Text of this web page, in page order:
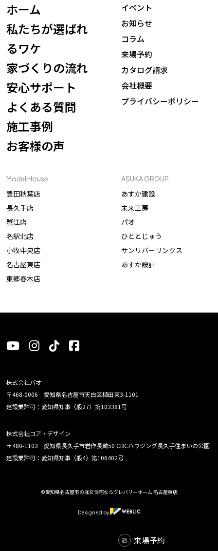
ホーム
私たちが選ばれ
るワケ
家づくりの流れ
安心サポート
よくある質問
施工事例
お客様の声
イベント
お知らせ
コラム
来場予約
カタログ請求
会社概要
プライバシーポリシー
Model House
豊田秋葉店
長久手店
蟹江店
名駅北店
小牧中央店
名古屋東店
東郷春木店
ASUKA GROUP
あすか建設
未来工房
パオ
ひととじゅう
サンリバーリンクス
あすか設計
来場予約
株式会社パオ
〒468-0006 愛知県名古屋市天白区植田東3-1101
建設業許可：愛知県知事（般27）第103381号
株式会社コア・デザイン
〒480-1103 愛知県長久手市岩作長鶴50 CBCハウジング長久手住まいの公園
建設業許可：愛知県知事（般4）第106402号
©愛知県名古屋市の注文住宅ならクレバリーホーム 名古屋東店
Designed by